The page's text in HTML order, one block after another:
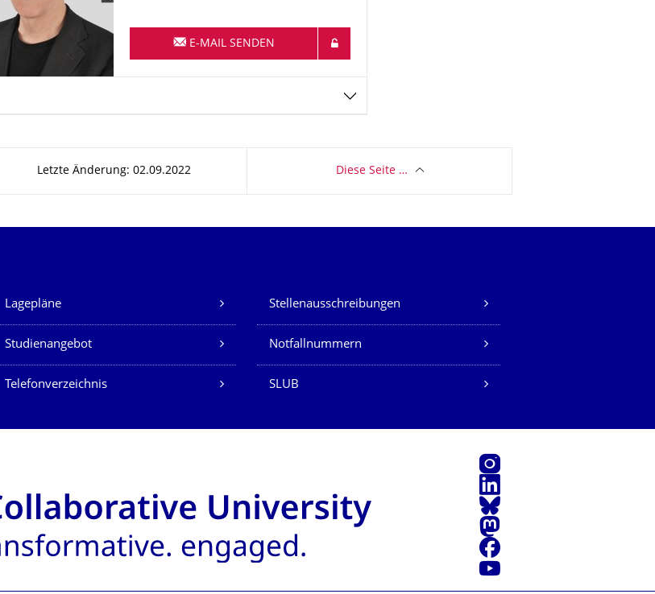
E-MAIL SENDEN
Letzte Änderung: 02.09.2022 Diese Seite …
Unsere Dienste
Lagepläne Stellenausschreibungen
Studienangebot Notfallnummern
Telefonverzeichnis SLUB
Instagram
LinkedIn
Bluesky
Mastodon
Facebook
Youtube